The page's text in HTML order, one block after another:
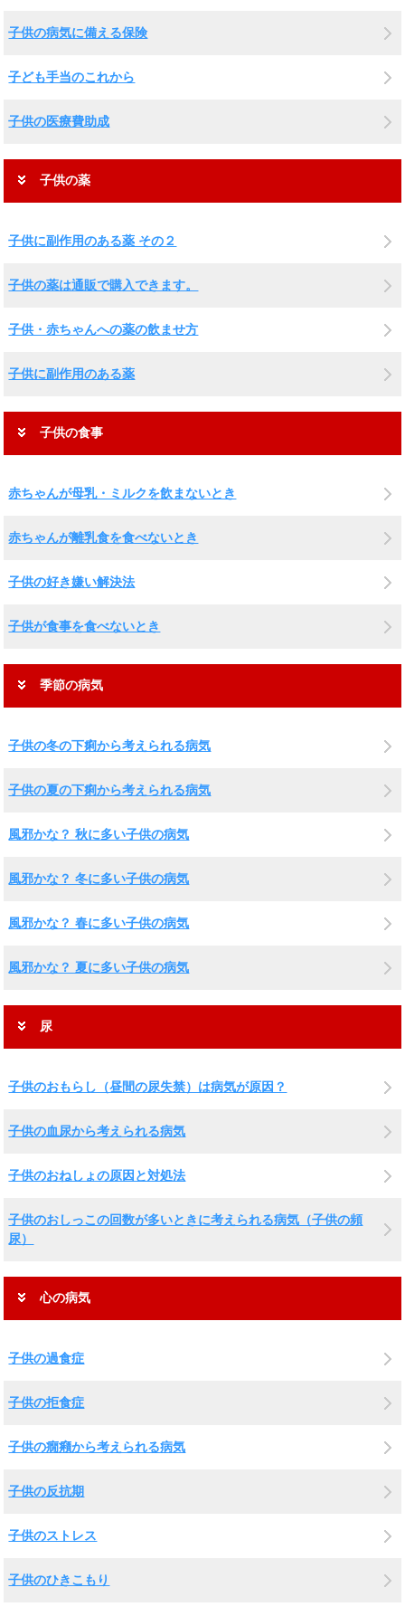
子供の病気に備える保険
子ども手当のこれから
子供の医療費助成
子供の薬
子供に副作用のある薬 その２
子供の薬は通販で購入できます。
子供・赤ちゃんへの薬の飲ませ方
子供に副作用のある薬
子供の食事
赤ちゃんが母乳・ミルクを飲まないとき
赤ちゃんが離乳食を食べないとき
子供の好き嫌い解決法
子供が食事を食べないとき
季節の病気
子供の冬の下痢から考えられる病気
子供の夏の下痢から考えられる病気
風邪かな？ 秋に多い子供の病気
風邪かな？ 冬に多い子供の病気
風邪かな？ 春に多い子供の病気
風邪かな？ 夏に多い子供の病気
尿
子供のおもらし（昼間の尿失禁）は病気が原因？
子供の血尿から考えられる病気
子供のおねしょの原因と対処法
子供のおしっこの回数が多いときに考えられる病気（子供の頻
尿）
心の病気
子供の過食症
子供の拒食症
子供の癇癪から考えられる病気
子供の反抗期
子供のストレス
子供のひきこもり